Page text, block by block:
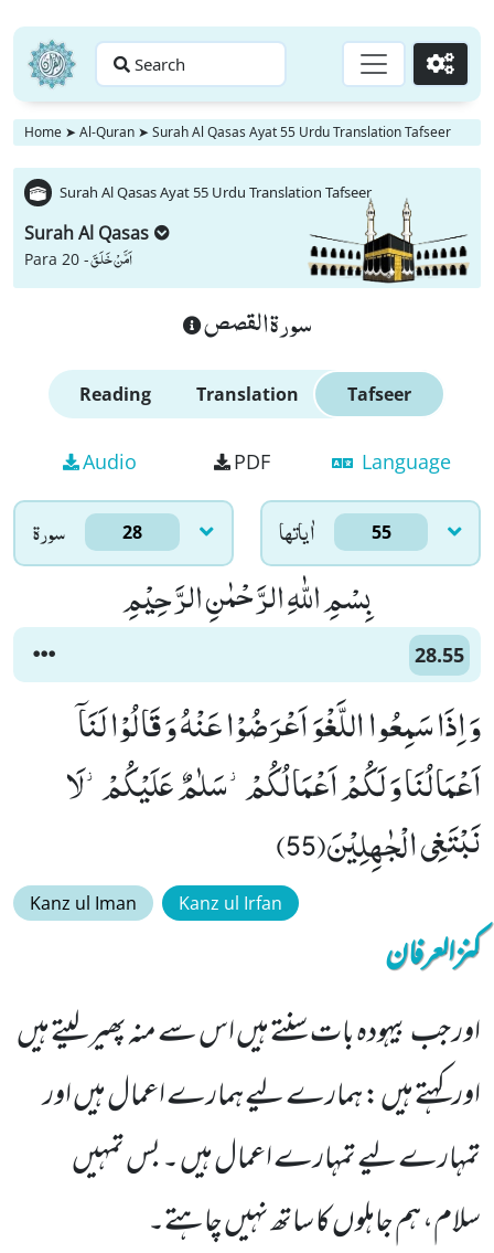
Search Go
Home ➤ Al-Quran ➤ Surah Al Qasas Ayat 55 Urdu Translation Tafseer
Surah Al Qasas Ayat 55 Urdu Translation Tafseer
Surah Al Qasas
Para 20 -اَمَّنْ خَلَقَ
سورة القصص
Reading Translation Tafseer
Audio PDF Language
سورۃ 28 اٰياتها 55
بِسْمِ اللّٰهِ الرَّحْمٰنِ الرَّحِیْمِ
28.55
وَ اِذَا سَمِعُوا اللَّغْوَ اَعْرَضُوْا عَنْهُ وَ قَالُوْا لَنَاۤ
اَعْمَالُنَا وَ لَكُمْ اَعْمَالُكُمْ٘-سَلٰمٌ عَلَیْكُمْ٘-لَا
نَبْتَغِی الْجٰهِلِیْنَ(55)
Kanz ul Iman Kanz ul Irfan
کنزالعرفان
اور جب بیہودہ بات سنتے ہیں اس سے منہ پھیر لیتے ہیں
اور کہتے ہیں : ہمارے لیے ہمارے اعمال ہیں اور
تمہارے لیے تمہارے اعمال ہیں ۔ بس تمہیں
سلام، ہم جاہلوں کا ساتھ نہیں چاہتے۔